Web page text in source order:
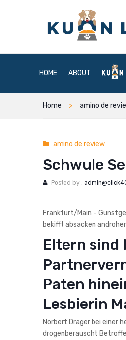
HOME ABOUT
Home amino de
amino de review
Schwule
Posted by :
Frankfurt/Main –
bekifft absacken
Eltern sind
Paten
Lesbierin
Norbert Drager bei einer
drogenberauscht